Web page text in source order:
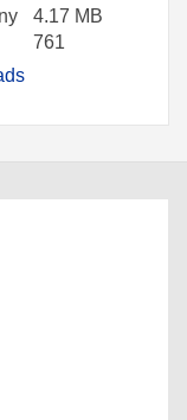
4.17 MB
761